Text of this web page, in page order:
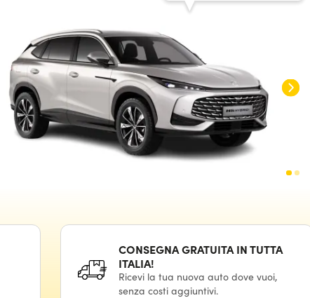
CONSEGNA GRATUITA IN TUTTA
ITALIA!
Ricevi la tua nuova auto dove vuoi,
senza costi aggiuntivi.